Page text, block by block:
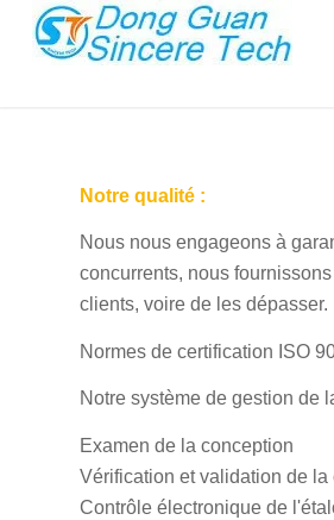
Notre qualité :
Nous nous engageons à
concurrents, nous
clients, voire de les dépasser.
Normes de certification ISO
Notre système de gestion de
Examen de la conception
Vérification et validation de la
Contrôle électronique de